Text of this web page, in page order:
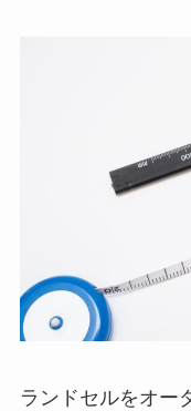
ランドセルをオー